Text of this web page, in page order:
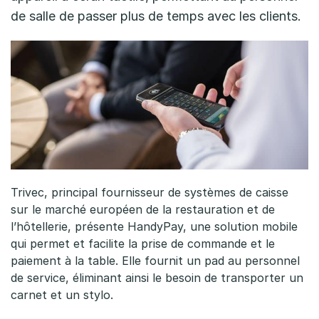
de salle de passer plus de temps avec les clients.
Trivec, principal fournisseur de systèmes de caisse
sur le marché européen de la restauration et de
l’hôtellerie, présente HandyPay, une solution mobile
qui permet et facilite la prise de commande et le
paiement à la table. Elle fournit un pad au personnel
de service, éliminant ainsi le besoin de transporter un
carnet et un stylo.